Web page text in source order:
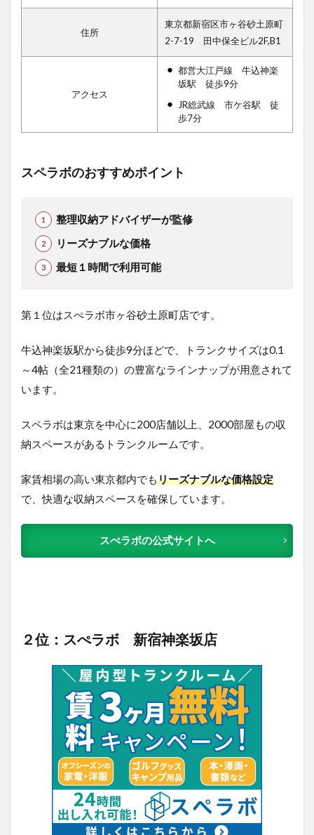
住所
東京都新宿区市ヶ谷砂土原町
2-7-19 田中保全ビル2F,B1
アクセス
都営大江戸線 牛込神楽
坂駅 徒歩9分
JR総武線 市ケ谷駅 徒
歩7分
スペラボのおすすめポイント
整理収納アドバイザーが監修
リーズナブルな価格
最短１時間で利用可能
第１位はスぺラボ市ヶ谷砂土原町店です。
牛込神楽坂駅から徒歩9分ほどで、トランクサイズは0.1
～4帖（全21種類の）の豊富なラインナップが用意されて
います。
スペラボは東京を中心に200店舗以上、2000部屋もの収
納スペースがあるトランクルームです。
家賃相場の高い東京都内でもリーズナブルな価格設定
で、快適な収納スペースを確保しています。
スぺラボの公式サイトへ
２位：スぺラボ 新宿神楽坂店